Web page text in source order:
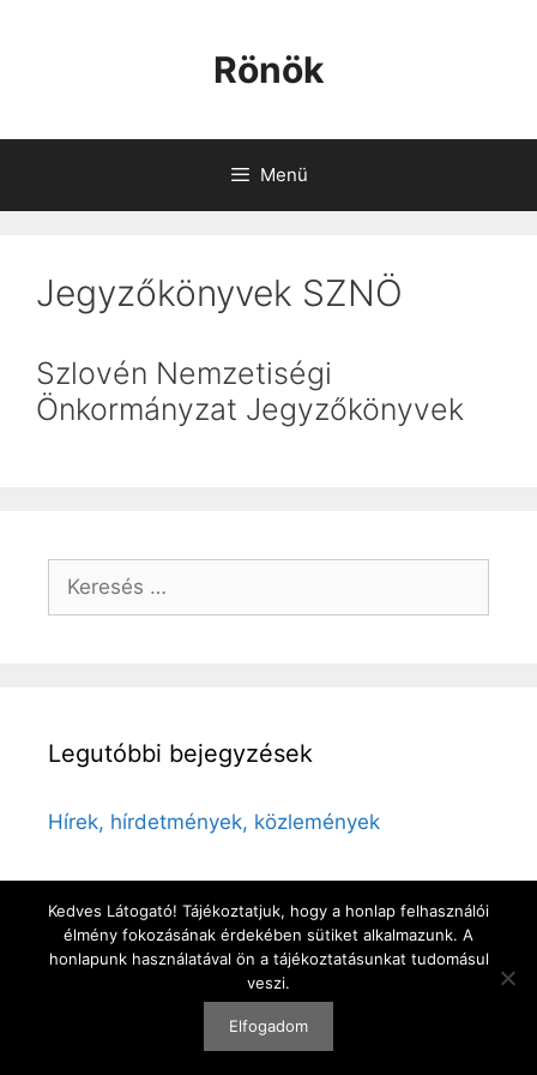
Rönök
Menü
Jegyzőkönyvek SZNÖ
Szlovén Nemzetiségi
Önkormányzat Jegyzőkönyvek
Keresés:
Legutóbbi bejegyzések
Hírek, hírdetmények, közlemények
© 2026 Rönök• KészültGeneratePress
Kedves Látogató! Tájékoztatjuk, hogy a honlap felhasználói
élmény fokozásának érdekében sütiket alkalmazunk. A
honlapunk használatával ön a tájékoztatásunkat tudomásul
veszi.
Elfogadom